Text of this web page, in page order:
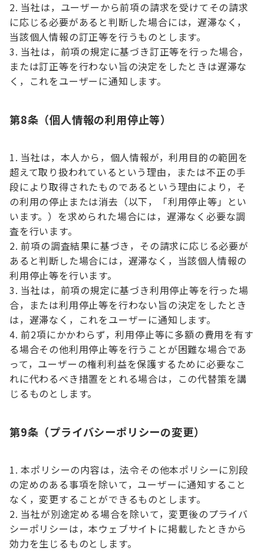
当社は，ユーザーから前項の請求を受けてその請求
に応じる必要があると判断した場合には，遅滞なく，
当該個人情報の訂正等を行うものとします。
当社は，前項の規定に基づき訂正等を行った場合，
または訂正等を行わない旨の決定をしたときは遅滞な
く，これをユーザーに通知します。
第8条（個人情報の利用停止等）
当社は，本人から，個人情報が，利用目的の範囲を
超えて取り扱われているという理由，または不正の手
段により取得されたものであるという理由により，そ
の利用の停止または消去（以下，「利用停止等」とい
います。）を求められた場合には，遅滞なく必要な調
査を行います。
前項の調査結果に基づき，その請求に応じる必要が
あると判断した場合には，遅滞なく，当該個人情報の
利用停止等を行います。
当社は，前項の規定に基づき利用停止等を行った場
合，または利用停止等を行わない旨の決定をしたとき
は，遅滞なく，これをユーザーに通知します。
前2項にかかわらず，利用停止等に多額の費用を有す
る場合その他利用停止等を行うことが困難な場合であ
って，ユーザーの権利利益を保護するために必要なこ
れに代わるべき措置をとれる場合は，この代替策を講
じるものとします。
第9条（プライバシーポリシーの変更）
本ポリシーの内容は，法令その他本ポリシーに別段
の定めのある事項を除いて，ユーザーに通知すること
なく，変更することができるものとします。
当社が別途定める場合を除いて，変更後のプライバ
シーポリシーは，本ウェブサイトに掲載したときから
効力を生じるものとします。